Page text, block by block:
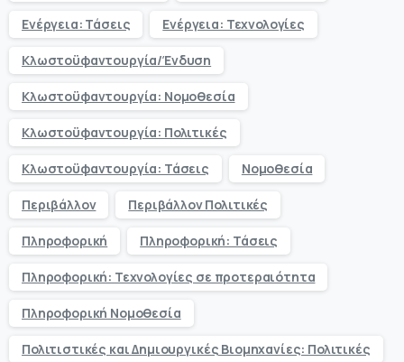
Ενέργεια: Τάσεις Ενέργεια: Τεχνολογίες
Κλωστοϋφαντουργία/Ένδυση
Κλωστοϋφαντουργία: Νομοθεσία
Κλωστοϋφαντουργία: Πολιτικές
Κλωστοϋφαντουργία: Τάσεις Νομοθεσία
Περιβάλλον Περιβάλλον Πολιτικές
Πληροφορική Πληροφορική: Τάσεις
Πληροφορική: Τεχνολογίες σε προτεραιότητα
Πληροφορική Νομοθεσία
Πολιτιστικές και Δημιουργικές Βιομηχανίες: Πολιτικές